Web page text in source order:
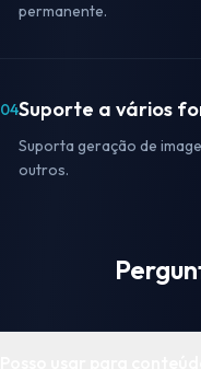
permanente.
04Suporte a vários
Suporta geração de
outros.